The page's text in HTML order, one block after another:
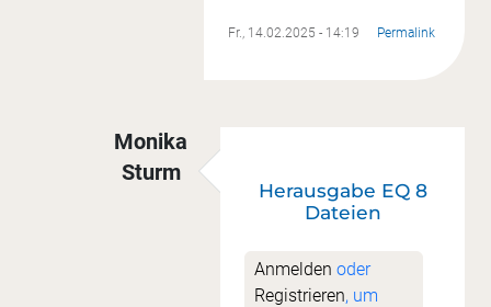
Fr., 14.02.2025 - 14:19 Permalink
Monika
Sturm
Herausgabe EQ 8 Dateien
Herausgabe EQ 8
Dateien
Anmelden oder
Registrieren, um